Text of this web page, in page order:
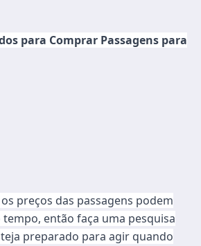
para Comprar Passagens para
preços das passagens podem
então faça uma pesquisa
preparado para agir quando